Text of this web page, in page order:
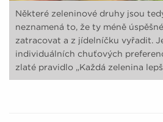
Některé zeleninové druhy jsou
neznamená to, že ty méně
zatracovat a z jídelníčku vyřadit.
individuálních chuťových
zlaté pravidlo „Každá zelenina